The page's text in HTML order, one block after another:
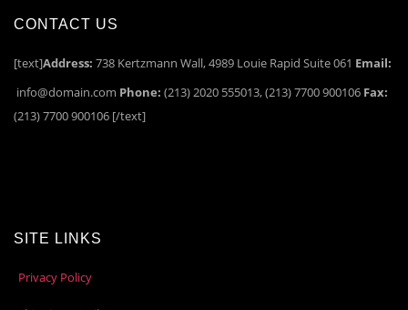
CONTACT US
[text]Address: 738 Kertzmann Wall, 4989 Louie Rapid Suite 061 Email:
info@domain.com Phone: (213) 2020 555013, (213) 7700 900106 Fax:
(213) 7700 900106 [/text]
SITE LINKS
Privacy Policy